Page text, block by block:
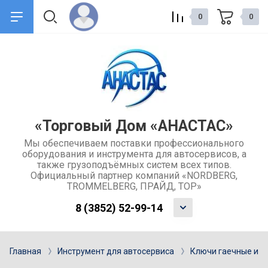
Контакты
Отзывы
Учредительные документы
Сервис и поддержка
Обмен и возврат товара
Каталоги
Ремонт и услуги
Гарантия
«Торговый Дом «АНАСТАС»
Мы обеспечиваем поставки профессионального
оборудования и инструмента для автосервисов, а
также грузоподъёмных систем всех типов.
Официальный партнер компаний «NORDBERG,
TROMMELBERG, ПРАЙД, ТОР»
8 (3852) 52-99-14
0 0
Главная Инструмент для автосервиса Ключи гаечные и